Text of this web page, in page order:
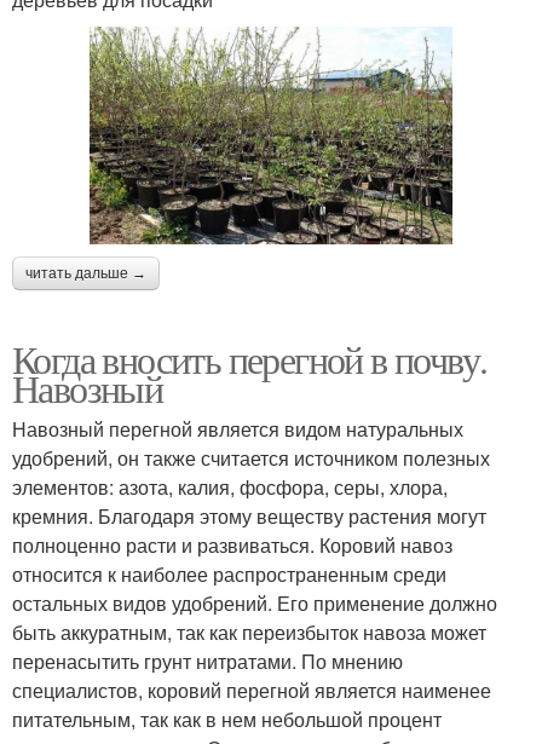
читать дальше →
Когда вносить перегной в почву.
Навозный
Навозный перегной является видом натуральных
удобрений, он также считается источником полезных
элементов: азота, калия, фосфора, серы, хлора,
кремния. Благодаря этому веществу растения могут
полноценно расти и развиваться. Коровий навоз
относится к наиболее распространенным среди
остальных видов удобрений. Его применение должно
быть аккуратным, так как переизбыток навоза может
перенасытить грунт нитратами. По мнению
специалистов, коровий перегной является наименее
питательным, так как в нем небольшой процент